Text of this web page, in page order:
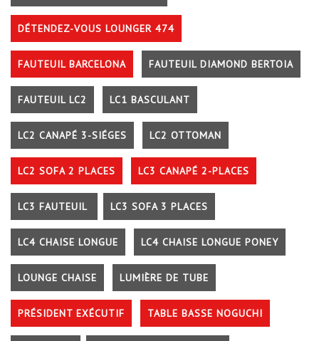
DÉTENDEZ-VOUS LOUNGER 474
FAUTEUIL BARCELONA FAUTEUIL DIAMOND BERTOIA
FAUTEUIL LC2 LC1 BASCULANT
LC2 CANAPÉ 3-SIÉGES LC2 OTTOMAN
LC2 SOFA 2 PLACES LC3 CANAPÉ 2-PLACES
LC3 FAUTEUIL LC3 SOFA 3 PLACES
LC4 CHAISE LONGUE LC4 CHAISE LONGUE PONEY
LOUNGE CHAISE LUMIÈRE DE TUBE
PRÉSIDENT EXÉCUTIF TABLE BASSE NOGUCHI